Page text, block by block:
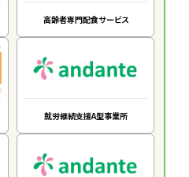
高齢者専門配食サービス
就労継続支援A型事業所